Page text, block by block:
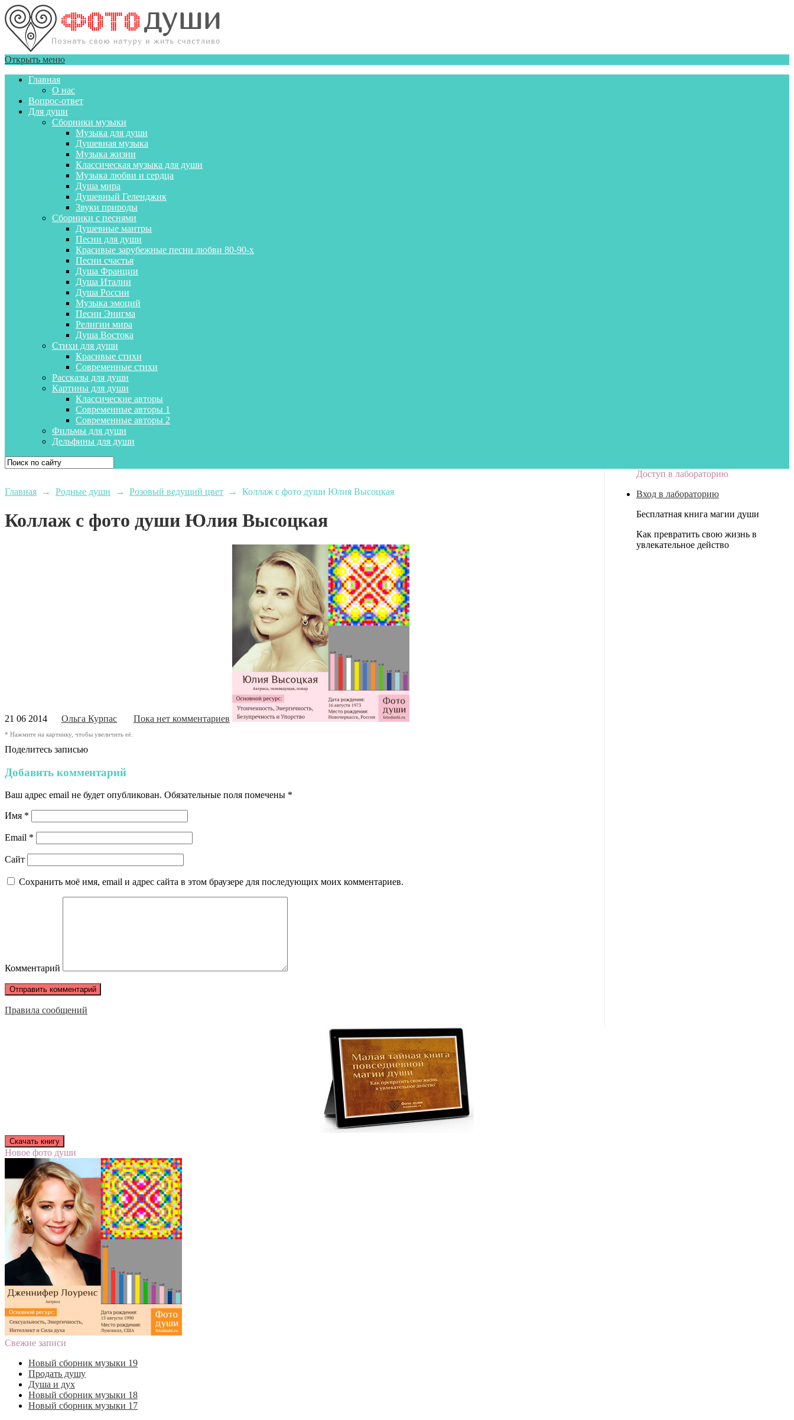
Открыть меню
Главная
О нас
Вопрос-ответ
Для души
Сборники музыки
Музыка для души
Душевная музыка
Музыка жизни
Классическая музыка для души
Музыка любви и сердца
Душа мира
Душевный Геленджик
Звуки природы
Сборники с песнями
Душевные мантры
Песни для души
Красивые зарубежные песни любви 80-90-х
Песни счастья
Душа Франции
Душа Италии
Душа России
Музыка эмоций
Песни Энигма
Религии мира
Душа Востока
Стихи для души
Красивые стихи
Современные стихи
Рассказы для души
Картины для души
Классические авторы
Современные авторы 1
Современные авторы 2
Фильмы для души
Дельфины для души
Главная → Родные души → Розовый ведущий цвет → Коллаж с фото души Юлия Высоцкая
Коллаж с фото души Юлия Высоцкая
21 06 2014 Ольга Курпас Пока нет комментариев
* Нажмите на картинку, чтобы увеличить её.
Поделитесь записью
Добавить комментарий
Ваш адрес email не будет опубликован. Обязательные поля помечены *
Имя *
Email *
Сайт
Сохранить моё имя, email и адрес сайта в этом браузере для последующих моих комментариев.
Комментарий
Правила сообщений
Доступ в лабораторию
Вход в лабораторию
Бесплатная книга магии души
Как превратить свою жизнь в
увлекательное действо
Новое фото души
Свежие записи
Новый сборник музыки 19
Продать душу
Душа и дух
Новый сборник музыки 18
Новый сборник музыки 17